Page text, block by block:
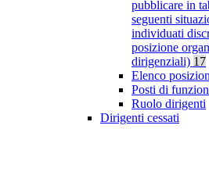
pubblicare in
seguenti
individuati
posizione
dirigenziali) 17
Elenco
Posti di
Ruolo dirigenti
Dirigenti cessati